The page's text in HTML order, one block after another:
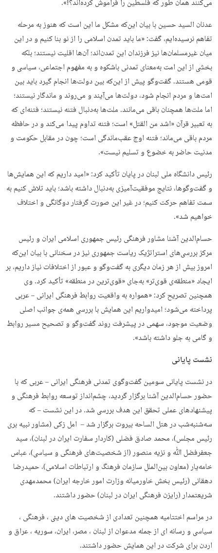
می‌کنند همان طور که فلسطین را فراموش کرده‌اند؟!».
عدنان السید حسین با بیان این‌که مشکل ما این است که هنوز به مرحله
تفاهم نرسیده‌ایم، گفت: «ما باید تمدن اسلامی را از نو بنا کنیم و در این
میان غیرمسلمان‌ها نیز فرزندان این تمدن‌اند؛ آن‌ها اقلیت نیستند؛ بلکه
بخشی از این امت به‌معنای تمدنی باشکوه و به مفهوم اجتماعی، سیاسی و
قومی هستند. گفت‌وگو پیش از این‌که بین دولت‌ها انجام گیرد باید بین
امت‌ها و مردم انجام شود، دولت‌ها می‌آیند و می‌روند و ماندگار نیستند؛
اما ملت‌ها همچنان باقی می‌مانند. ملت‌ها به‌دنبال فتنه نیستند؛ فتنه‌ای که
به تعبیر قرآن «اشد من القتل» است؛ فتنه تداوم پیدا می‌کند و در حافظه
مردم باقی می‌ماند؛ فتنه اوج عقب‌ماندگی است؛ چون در مقابل حکومت و
مدنیت حاضر به خضوع و تسلیم نیست».
رئیس دانشگاه ملی لبنان در پایان تأکید کرد: «امید داریم که این همایش‌ها
و گفت‌وگوها، نتایج موفقیت‌آمیزی به‌دنبال داشته باشد؛ باید تلاش کنیم به
سمت تفاهم حرکت کنیم؛ در غیر این صورت گرفتار دوگانگی و اختلاف
خواهیم شد».
حسام‌الدین آشنا مشاور فرهنگی رئیس جمهوری اسلامی ایران و رئیس
مرکز بررسی‌های استراتژیک ریاست جمهوری نيز در سخنانی با بیان این‌که
امروز بیش از هر زمان دیگری به گفت‌وگو و عبور از اختلافات نیاز داریم، بر
ایجاد «منطقه‌ی قوی‌تر» به‌جای «قوی‌ترین در منطقه» تأکید کرد. وی
همچنین تصریح کرد: «همواره به واقعیت روابط فرهنگی ایرانی – عربی
پرداخته می‌شود؛ امیدواریم این همایش با بررسی همه‌ی جوانب اصلی
وضعیت موجود، سهمی در پیشرفت روند گفت‌وگو و تصحیح مسیر روابط
و گامی به جلو داشته باشد».
نشست پایانی
در نشست پایانی سومین گفت‌وگوی تمدنی فرهنگی ایرانی – عربی که با
حضور حسام‌الدین آشنا برگزار گردید، چشم‌انداز توسعه روابط فرهنگی و
پیشنهادهای عملی تحقق این هدف بررسی شد. در این نشست – که
سه‌شنبه‌شب در هتل الساحه بیروت برگزار شد – امل زکی (مشاور نبیه بری
رئیس مجلس)، محمد صادق فضلی (کاردار سفارت ایران در لبنان)، سید
جعفرفضل ﷲ و نزیه منصور (از شخصیت‌های فرهنگی و سیاسی)، عباس
خامه‌یار (معاون بین‌الملل سازمان فرهنگ و ارتباطات اسلامی)، حمیدرضا
دهقانی (رئیس بخش خاورمیانه وزارت امور خارجه ایران) محمدمهدی
شریعتمدار (رایزن فرهنگی ایران در لبنان) حضور داشتند.
در مراسم اختتامیه همچنین تعدادی از شخصیت های دینی ، فرهنگی ،
سیاسی و رسانه ای از جمله مدعوان از لبنان ، مصر، ایران، سوریه ، عراق و
اردن برای شرکت در این همایش حضور داشتند.